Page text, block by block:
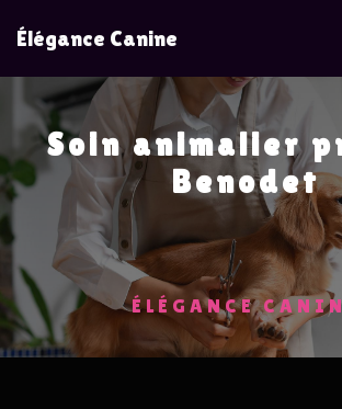
Élégance Canine
Soin animalier
Benodet
ÉLÉGANCE